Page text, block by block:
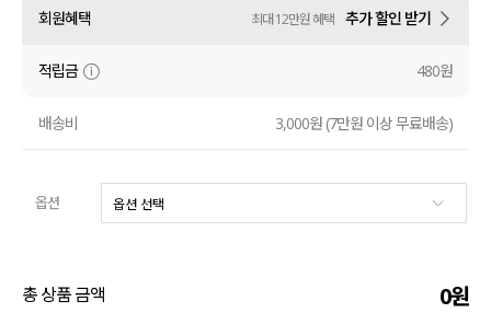
액티브
아우터
코디템
회원혜택 최대 12만원 혜택 추가 할인 받기
적립금 480원
배송비 3,000원 (7만원 이상 무료배송)
옵션
총 상품 금액 0원